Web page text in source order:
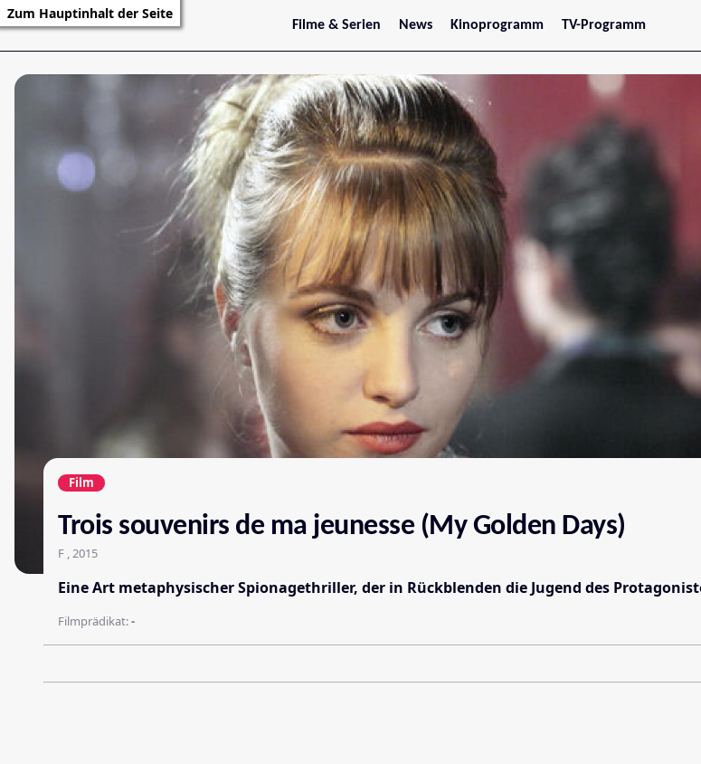
Zum Hauptinhalt der Seite
Filme & Serien
Trailer
Filmarchiv
Serienarchiv
News
Stars
Kinoprogramm
Jetzt im Kino
Niederösterreich
Oberösterreich
Steiermark
Burgenland
Kärnten
Salzburg
Tirol
Vorarlberg
TV-Programm
Film
Trois souvenirs de ma jeunesse (My Golden Days)
F , 2015
Eine Art metaphysischer Spionagethriller, der in Rückblenden die Jugend des
Filmprädikat:-